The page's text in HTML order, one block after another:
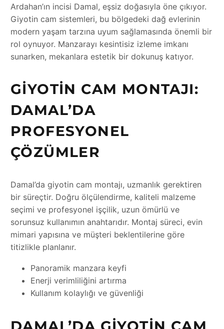
Ardahan’ın incisi Damal, eşsiz doğasıyla öne çıkıyor.
Giyotin cam sistemleri, bu bölgedeki dağ evlerinin
modern yaşam tarzına uyum sağlamasında önemli bir
rol oynuyor. Manzarayı kesintisiz izleme imkanı
sunarken, mekanlara estetik bir dokunuş katıyor.
GIYOTIN CAM MONTAJI:
DAMAL’DA
PROFESYONEL
ÇÖZÜMLER
Damal’da giyotin cam montajı, uzmanlık gerektiren
bir süreçtir. Doğru ölçülendirme, kaliteli malzeme
seçimi ve profesyonel işçilik, uzun ömürlü ve
sorunsuz kullanımın anahtarıdır. Montaj süreci, evin
mimari yapısına ve müşteri beklentilerine göre
titizlikle planlanır.
Panoramik manzara keyfi
Enerji verimliliğini artırma
Kullanım kolaylığı ve güvenliği